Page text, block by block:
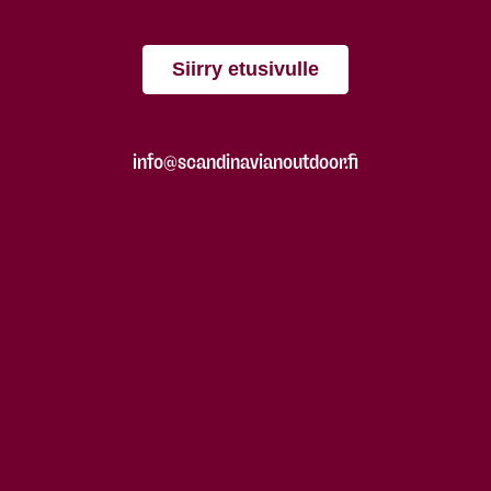
Siirry etusivulle
info@scandinavianoutdoor.fi